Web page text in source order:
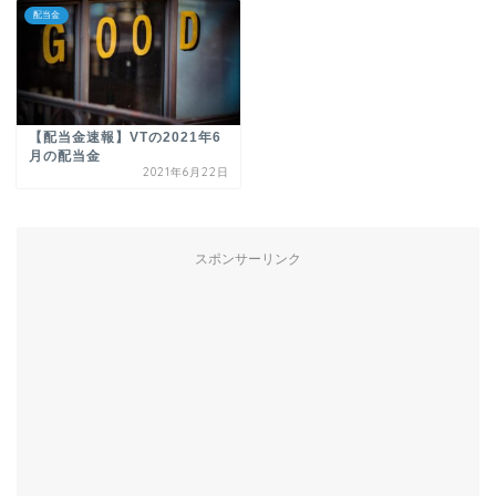
配当金
【配当金速報】VTの2021年6
月の配当金
2021年6月22日
スポンサーリンク